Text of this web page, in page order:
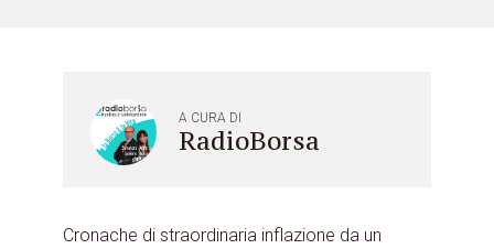
A CURA DI
RadioBorsa
Cronache di straordinaria inflazione da un